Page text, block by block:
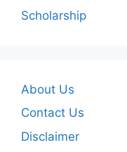
Scholarship
About Us
Contact Us
Disclaimer